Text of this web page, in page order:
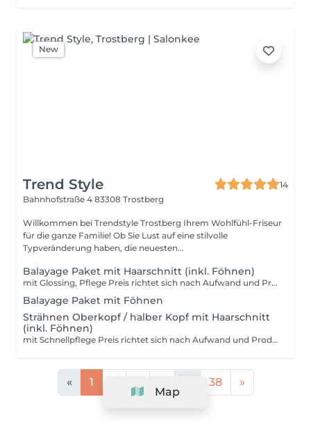
New
Trend Style
14
Bahnhofstraße 4 83308 Trostberg
Willkommen bei Trendstyle Trostberg Ihrem Wohlfühl-Friseur
für die ganze Familie! Ob Sie Lust auf eine stilvolle
Typveränderung haben, die neuesten...
Balayage Paket mit Haarschnitt (inkl. Föhnen)
mit Glossing, Pflege Preis richtet sich nach Aufwand und Produktmenge.
Balayage Paket mit Föhnen
Strähnen Oberkopf / halber Kopf mit Haarschnitt
(inkl. Föhnen)
mit Schnellpflege Preis richtet sich nach Aufwand und Produktmenge.
« 1 38 »
Map